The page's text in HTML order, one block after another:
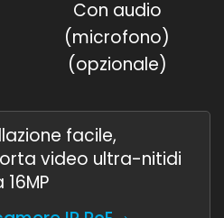
Con audio
(microfono)
(opzionale)
facile,
video ultra-nitidi